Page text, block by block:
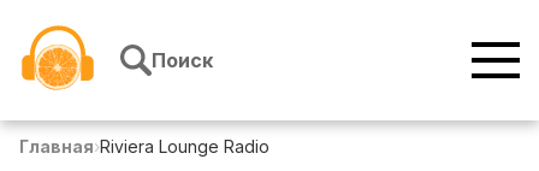
Поиск
Главная›Riviera Lounge Radio